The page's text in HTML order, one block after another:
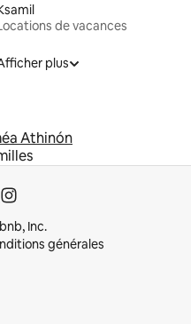
de vacances
plus
Athinón
Inc.
générales